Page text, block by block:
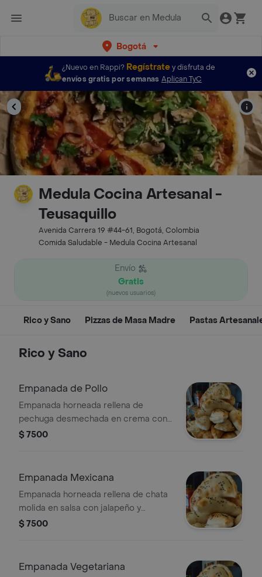
Bogotá
¿Nuevo en Rappi? Regístratey disfruta de
envíos gratis por semanas Aplican TyC
Medula Cocina Artesanal -
Teusaquillo
Avenida Carrera 19 #44-61, Bogotá, Colombia
Comida Saludable - Medula Cocina Artesanal
Envío
Gratis
(nuevos usuarios)
Rico y Sano Pizzas de Masa Madre Pastas
Rico y Sano
Empanada de Pollo
Empanada horneada rellena de
pechuga desmechada en crema con
perejil. (con encurtido de la casa)
$ 7500
Empanada Mexicana
Empanada horneada rellena de chata
molida en salsa con jalapeño y
cilantro. (con encurtido de la casa)
$ 7500
Empanada Vegetariana